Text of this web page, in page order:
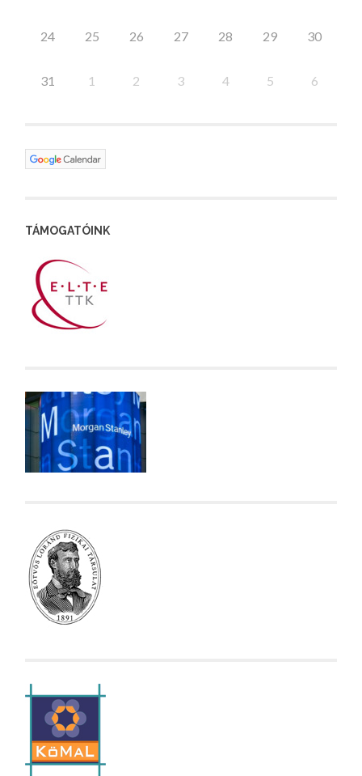
24 25 26 27 28 29 30
31 1 2 3 4 5 6
TÁMOGATÓINK